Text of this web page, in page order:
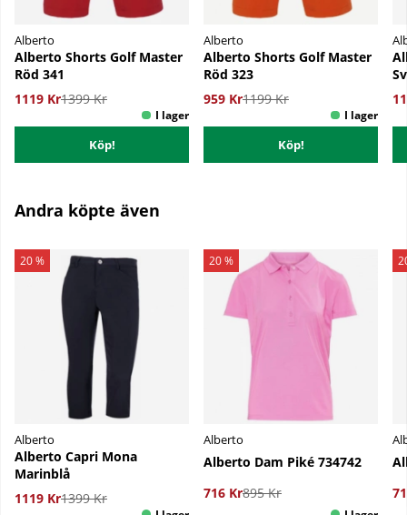
Alberto
Alberto Shorts Golf Master
Röd 341
1119 Kr1399 Kr
Köp!
Alberto
Alberto Shorts Golf Master
Röd 323
959 Kr1199 Kr
Köp!
Andra köpte även
20 %
Alberto
Alberto Capri Mona
Marinblå
1119 Kr1399 Kr
20 %
Alberto
Alberto Dam Piké 734742
716 Kr895 Kr